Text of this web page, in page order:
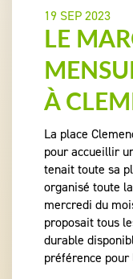
19 SEP 2023
LE
À
La place
pour accueillir
tenait toute sa
organisé toute
mercredi du
proposait tous
durable
préférence pour